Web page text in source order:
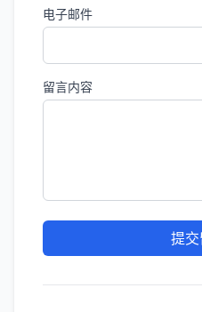
电子邮件
留言内容
提